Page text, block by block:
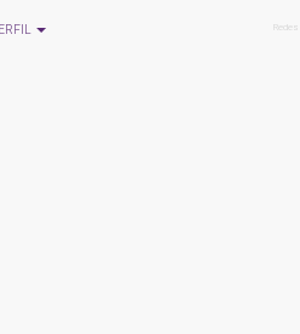
Redes